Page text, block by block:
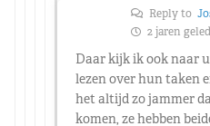
Reply to
2 jaren
Daar kijk ik ook naar
lezen over hun taken
het altijd zo jammer
komen, ze hebben